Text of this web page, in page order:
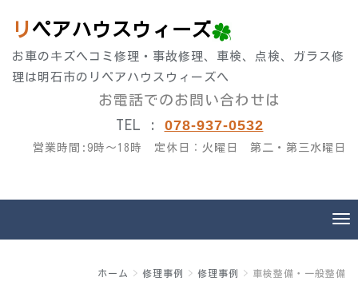
リペアハウスウィーズ
お車のキズヘコミ修理・事故修理、車検、点検、ガラス修
理は明石市のリペアハウスウィーズへ
お電話でのお問い合わせは
TEL :
078-937-0532
営業時間:9時～18 時 定休日：火曜日 第二・第三水曜日
ホーム 修理事例 修理事例 車検整備・一般整備